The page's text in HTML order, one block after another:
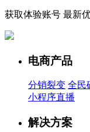
获取体验账号 最新
电商产品
分销裂变 全民
小程序直播
解决方案